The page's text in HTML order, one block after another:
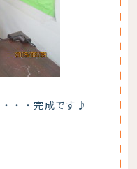
・・完成です♪